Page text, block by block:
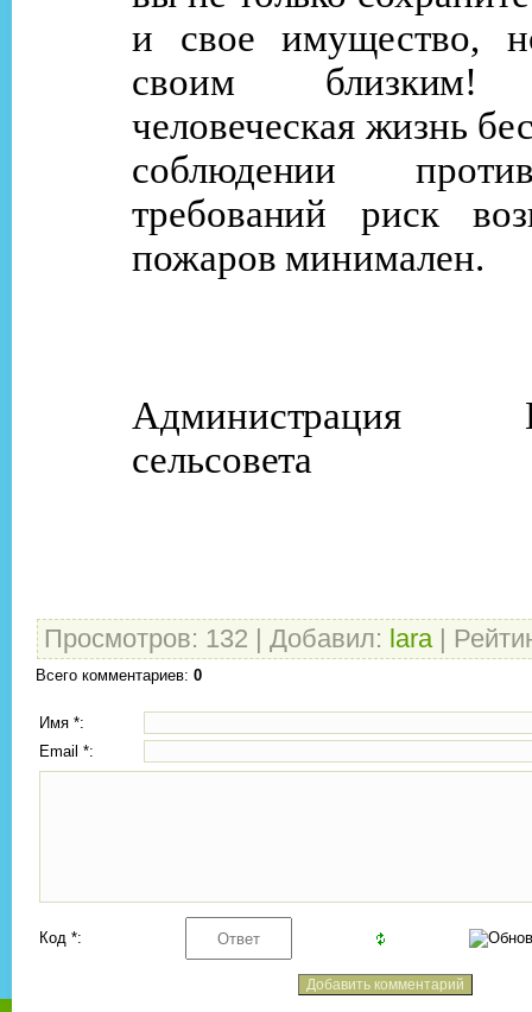
и свое имущество,
своим близким!
человеческая жизнь
соблюдении
требований риск
пожаров минимален.
Администрация
Просмотров: 132 Добавил: lara
Всего комментариев: 0
Имя *:
Email *:
Код *: